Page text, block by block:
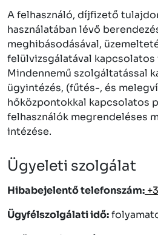
A felhasználó, díjfizető
használatában lévő
meghibásodásával,
felülvizsgálatával kapcsolatos
Mindennemű szolgáltatással
ügyintézés, (fűtés-, és
hőközpontokkal kapcsolatos
felhasználók megrendeléses
intézése.
Ügyeleti szolgálat
Hibabejelentő telefonszám:
Ügyfélszolgálati idő: